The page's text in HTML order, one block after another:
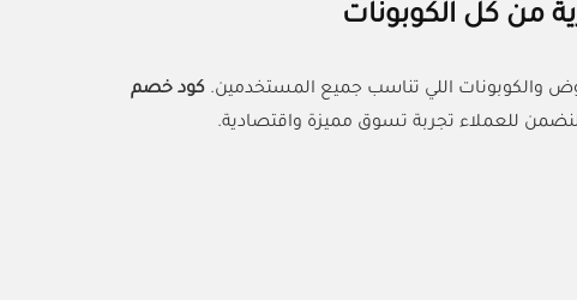
من كل الكوبونات
والكوبونات اللي تناسب جميع المستخدمين. كود خصم
للعملاء تجربة تسوق مميزة واقتصادية.